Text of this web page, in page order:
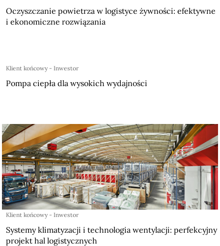
Oczyszczanie powietrza w logistyce żywności: efektywne
i ekonomiczne rozwiązania
Klient końcowy - Inwestor
Pompa ciepła dla wysokich wydajności
Klient końcowy - Inwestor
Systemy klimatyzacji i technologia wentylacji: perfekcyjny
projekt hal logistycznych